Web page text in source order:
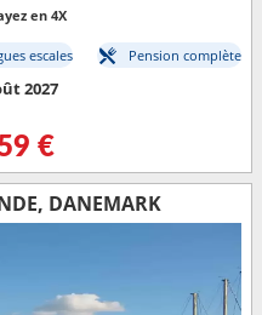
en 4X
escales Pension complète
2027
€
DANEMARK